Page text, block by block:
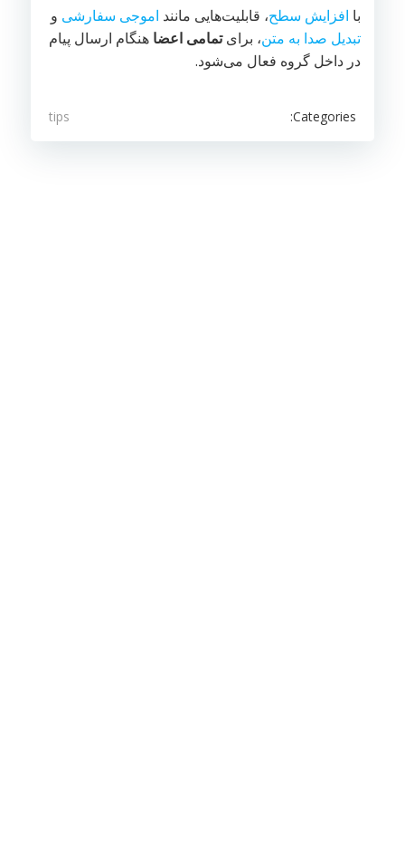
با افزایش سطح، قابلیت‌هایی مانند اموجی سفارشی و
تبدیل صدا به متن، برایتمامی اعضا هنگام ارسال پیام
در داخل گروه فعال می‌شود.
Categories:
tips